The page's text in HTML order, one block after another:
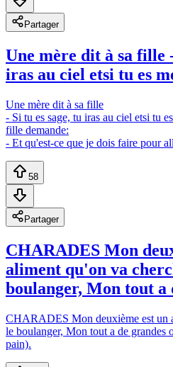
Partager
Une mère dit à sa fille
iras au ciel etsi tu es
Une mère dit à sa fille
- Si tu es sage, tu iras au ciel etsi tu
fille demande:
- Et qu'est-ce que je dois faire pour
58
Partager
CHARADES Mon
aliment qu'on va
boulanger, Mon tout a
CHARADES Mon deuxième est un
le boulanger, Mon tout a de grandes
pain).